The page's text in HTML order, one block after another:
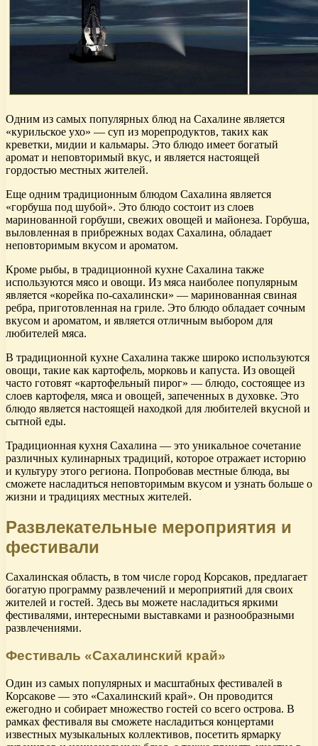
Одним из самых популярных блюд на Сахалине является
«курильское ухо» — суп из морепродуктов, таких как
креветки, мидии и кальмары. Это блюдо имеет богатый
аромат и неповторимый вкус, и является настоящей
гордостью местных жителей.
Еще одним традиционным блюдом Сахалина является
«горбуша под шубой». Это блюдо состоит из слоев
маринованной горбуши, свежих овощей и майонеза. Горбуша,
выловленная в прибрежных водах Сахалина, обладает
неповторимым вкусом и ароматом.
Кроме рыбы, в традиционной кухне Сахалина также
используются мясо и овощи. Из мяса наиболее популярным
является «корейка по-сахалински» — маринованная свиная
ребра, приготовленная на гриле. Это блюдо обладает сочным
вкусом и ароматом, и является отличным выбором для
любителей мяса.
В традиционной кухне Сахалина также широко используются
овощи, такие как картофель, морковь и капуста. Из овощей
часто готовят «картофельный пирог» — блюдо, состоящее из
слоев картофеля, мяса и овощей, запеченных в духовке. Это
блюдо является настоящей находкой для любителей вкусной и
сытной еды.
Традиционная кухня Сахалина — это уникальное сочетание
различных кулинарных традиций, которое отражает историю
и культуру этого региона. Попробовав местные блюда, вы
сможете насладиться неповторимым вкусом и узнать больше о
жизни и традициях местных жителей.
Развлекательные мероприятия и
фестивали
Сахалинская область, в том числе город Корсаков, предлагает
богатую программу развлечений и мероприятий для своих
жителей и гостей. Здесь вы можете насладиться яркими
фестивалями, интересными выставками и разнообразными
развлечениями.
Фестиваль «Сахалинский край»
Один из самых популярных и масштабных фестивалей в
Корсакове — это «Сахалинский край». Он проводится
ежегодно и собирает множество гостей со всего острова. В
рамках фестиваля вы сможете насладиться концертами
известных музыкальных коллективов, посетить ярмарку